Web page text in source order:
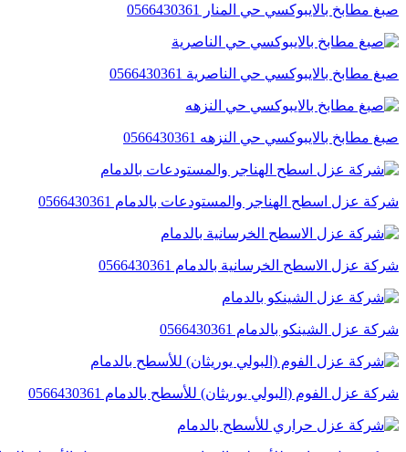
صبغ مطابخ بالايبوكسي حي المنار 0566430361
صبغ مطابخ بالايبوكسي حي الناصرية 0566430361
صبغ مطابخ بالايبوكسي حي النزهه 0566430361
شركة عزل اسطح الهناجر والمستودعات بالدمام 0566430361
شركة عزل الاسطح الخرسانية بالدمام 0566430361
شركة عزل الشينكو بالدمام 0566430361
شركة عزل الفوم (البولي يوريثان) للأسطح بالدمام 0566430361